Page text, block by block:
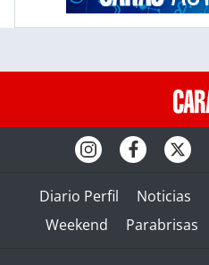
Diario Perfil Noticias
Weekend
Parabrisas